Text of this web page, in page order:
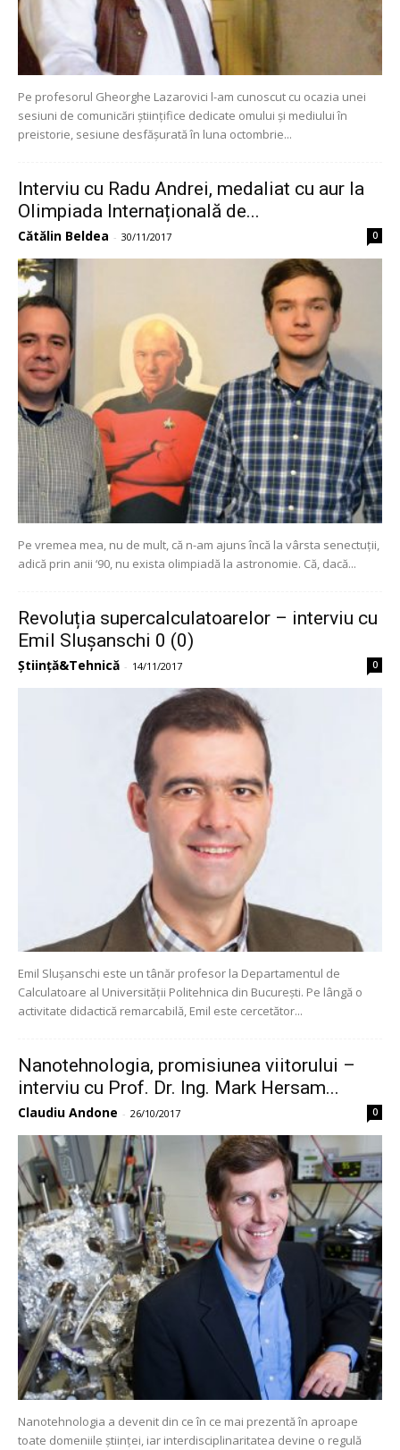
Pe profesorul Gheorghe Lazarovici l-am cunoscut cu ocazia unei
sesiuni de comunicări științifice dedicate omului și mediului în
preistorie, sesiune desfășurată în luna octombrie...
Interviu cu Radu Andrei, medaliat cu aur la
Olimpiada Internațională de...
Cătălin Beldea - 30/11/2017 0
Pe vremea mea, nu de mult, că n-am ajuns încă la vârsta senectuții,
adică prin anii ‘90, nu exista olimpiadă la astronomie. Că, dacă...
Revoluția supercalculatoarelor – interviu cu
Emil Slușanschi 0 (0)
Știință&Tehnică - 14/11/2017 0
Emil Slușanschi este un tânăr profesor la Departamentul de
Calculatoare al Universității Politehnica din București. Pe lângă o
activitate didactică remarcabilă, Emil este cercetător...
Nanotehnologia, promisiunea viitorului –
interviu cu Prof. Dr. Ing. Mark Hersam...
Claudiu Andone - 26/10/2017 0
Nanotehnologia a devenit din ce în ce mai prezentă în aproape
toate domeniile științei, iar interdisciplinaritatea devine o regulă